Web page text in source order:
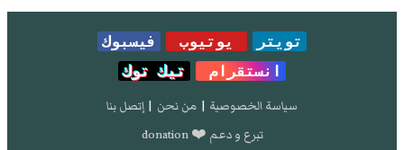
تويتر يوتيوب
فيسبوك
انستقرام
تيك توك
سياسة الخصوصية | من نحن | إتصل بنا
تبرع و دعم ❤️ donation